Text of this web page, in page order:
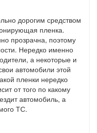
дорогим средством
пленка.
прозрачна, поэтому
Нередко именно
а некоторые и
автомобили этой
пленки нередко
от того по какому
автомобиль, а
ТС.